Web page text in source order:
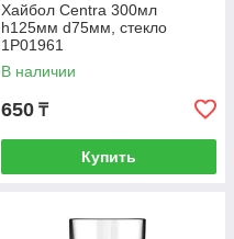
Хайбол Centra 300мл
h125мм d75мм, стекло
1P01961
В наличии
650 ₸
Купить